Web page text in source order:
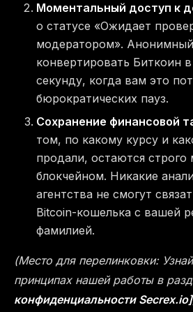
Моментальный доступ к
о статусе «Ожидает
модератором».
конвертировать Биткоин
секунду, когда вам это
бюрократических пауз.
Сохранение финансовой
том, по какому курсу и
продали, остаются
блокчейном. Никакие
агентства не смогут
Bitcoin-кошелька с вашей
фамилией.
(Место для перелинковки:
принципах нашей работы в
конфиденциальности Secrex.io]